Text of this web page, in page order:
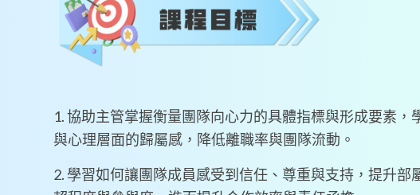
1. 協助主管掌握衡量團隊向心力的具體指標與形成要素，
與心理層面的歸屬感，降低離職率與團隊流動。
2. 學習如何讓團隊成員感受到信任、尊重與支持，提升部